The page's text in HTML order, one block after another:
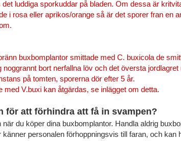
det luddiga sporkuddar på bladen. Om dessa är
i rosa eller aprikos/orange så är det sporer fran en
buxbomplantor smittade med C. buxicola de
noggrannt bort nerfallna löv och det översta
på tomten, sporerna dör efter 5 år.
med V.buxi kan åtgärdas, se inlägget om detta.
för att förhindra att få in svampen?
när du köper dina buxbomplantor. Handla aldrig
känner personalen förhoppningsvis till faran, och